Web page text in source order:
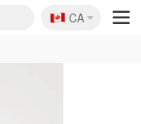
🇨🇦
CA